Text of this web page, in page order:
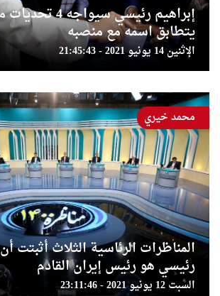
إبراهيم رئيسي
يتطابق اسمه مع منصبه
الإثنين 14 يونيو 2021 - 21:45:43
المناظرات الرئاسية الثلاث أثبتت
رئيسي هو رئيس إيران القادم
السبت 12 يونيو 2021 - 23:11:46
محمد خيري